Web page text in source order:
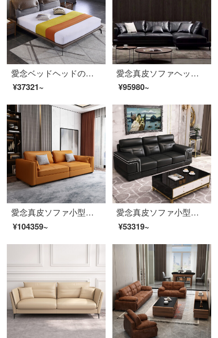
愛念ベッドヘッドの牛皮ベッド1.8メートルダブルベッドの真皮ベッドイタリアの簡易ベッドの主な寝室のベッドの大きいベッドの結婚ベッド1847〓〓〓ブラウンの灰色のベッド+マットレス*2
¥37321~
愛念真皮ソファヘッド層牛皮の回転角ソファセットの小型タイプ3人の現代簡単なリビングルーム家具
¥95980~
愛念真皮ソファ小型タイプ三人の頭層牛皮回転角ソファセットはシンプルで現代客間家具1908〓オレンジ色
¥104359~
愛念真皮ソファ小型タイプ三人の頭層牛革オフィスの組み合わせは簡単で現代客間家具816龚黒二位+単位+貴妃(方向備考)
¥53319~